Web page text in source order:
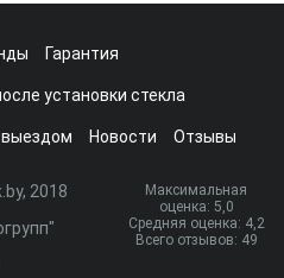
Гарантия
установки стекла
выездом Новости Отзывы
2018
Максимальная
оценка: 5,0
Средняя оценка: 4,2
Всего отзывов: 49